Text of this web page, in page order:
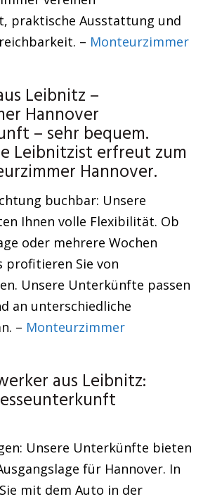
praktische Ausstattung und
– Monteurzimmer
Leibnitz –
Hannover
– sehr bequem.
Leibnitzist erfreut zum
Hannover.
buchbar: Unsere
Ihnen volle Flexibilität. Ob
oder mehrere Wochen
profitieren Sie von
Unsere Unterkünfte passen
an unterschiedliche
– Monteurzimmer
aus Leibnitz:
Unsere Unterkünfte bieten
für Hannover. In
mit dem Auto in der